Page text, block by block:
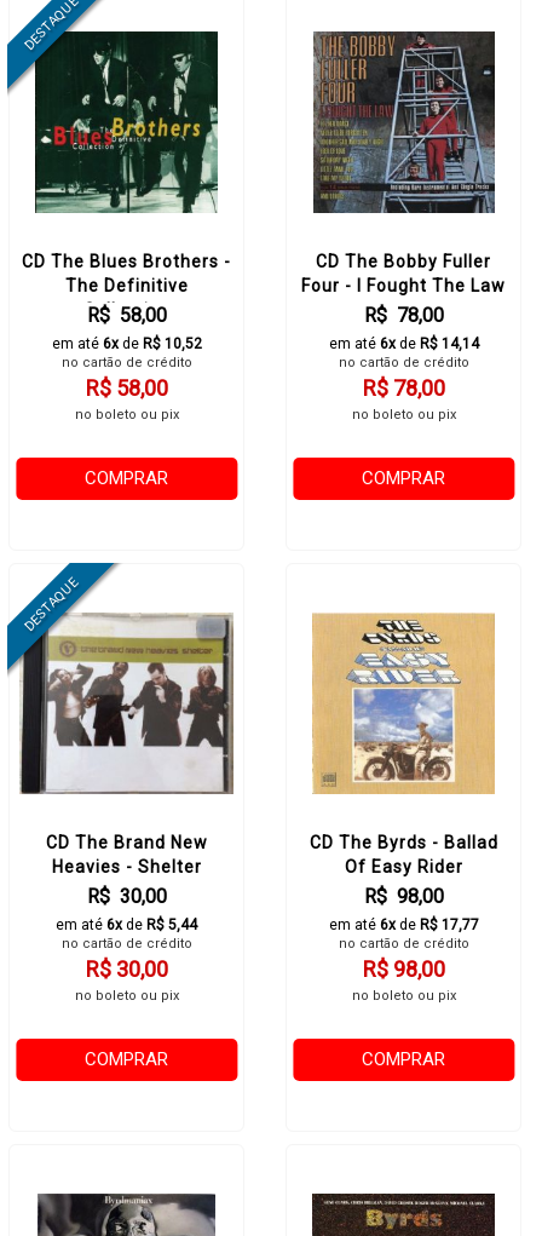
CD The Blues Brothers -
The Definitive
Collection
R$ 58,00
em até 6xde R$ 10,52
no cartão de crédito
R$ 58,00
no boleto ou pix
COMPRAR
CD The Bobby Fuller
Four - I Fought The Law
R$ 78,00
em até 6xde R$ 14,14
no cartão de crédito
R$ 78,00
no boleto ou pix
COMPRAR
CD The Brand New
Heavies - Shelter
R$ 30,00
em até 6xde R$ 5,44
no cartão de crédito
R$ 30,00
no boleto ou pix
COMPRAR
CD The Byrds - Ballad
Of Easy Rider
R$ 98,00
em até 6xde R$ 17,77
no cartão de crédito
R$ 98,00
no boleto ou pix
COMPRAR